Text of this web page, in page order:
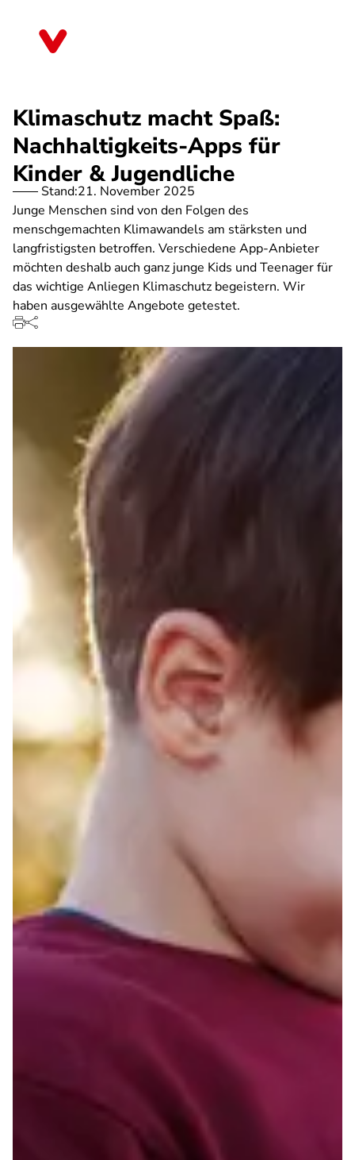
Klimaschutz macht Spaß:
Nachhaltigkeits-Apps für
Kinder & Jugendliche
Stand:21. November 2025
Junge Menschen sind von den Folgen des
menschgemachten Klimawandels am stärksten und
langfristigsten betroffen. Verschiedene App-Anbieter
möchten deshalb auch ganz junge Kids und Teenager für
das wichtige Anliegen Klimaschutz begeistern. Wir
haben ausgewählte Angebote getestet.